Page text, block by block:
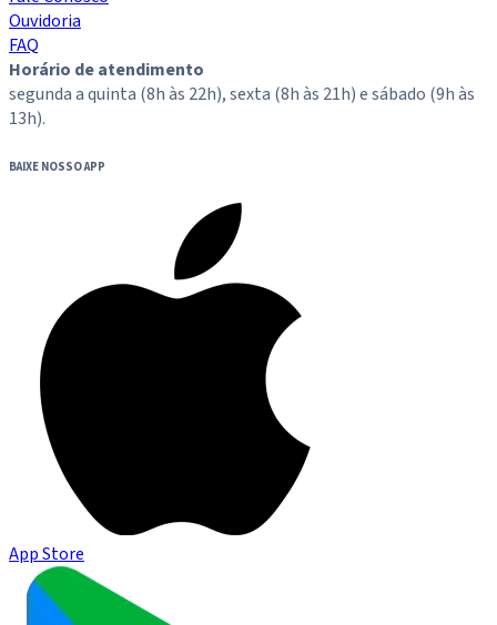
Ouvidoria
FAQ
Horário de atendimento
segunda a quinta (8h às 22h), sexta (8h às 21h) e sábado (9h às
13h).
BAIXE NOSSO APP
App Store